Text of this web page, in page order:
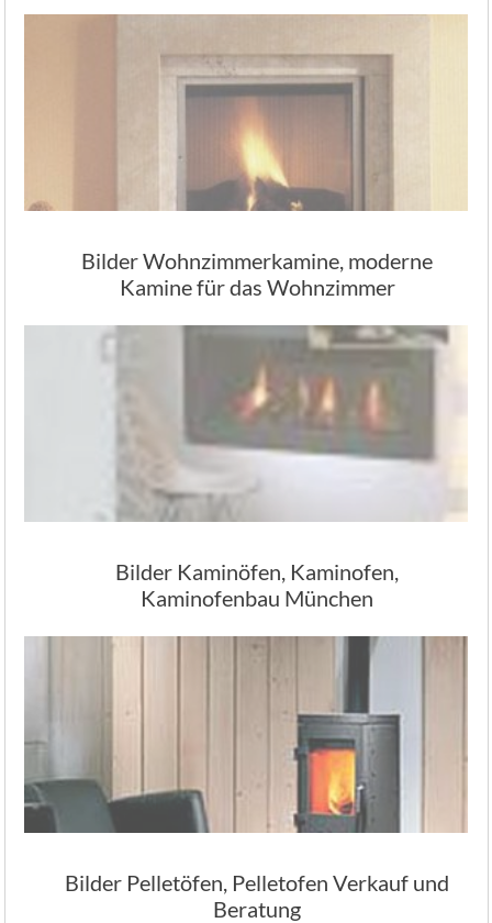
Bilder Wohnzimmerkamine, moderne
Kamine für das Wohnzimmer
Bilder Kaminöfen, Kaminofen,
Kaminofenbau München
Bilder Pelletöfen, Pelletofen Verkauf und
Beratung